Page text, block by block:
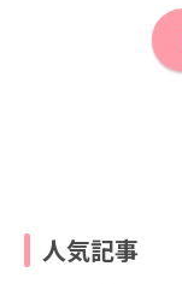
人気記事